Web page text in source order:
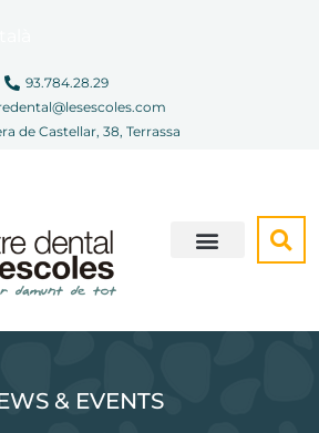
93.784.28.29
de Castellar, 38, Terrassa
& EVENTS